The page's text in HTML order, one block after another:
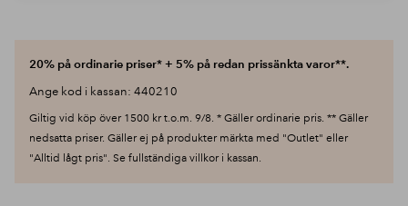
20% på ordinarie priser* + 5% på redan prissänkta varor**.
Ange kod i kassan: 440210
Giltig vid köp över 1500 kr t.o.m. 9/8. * Gäller ordinarie pris. ** Gäller
nedsatta priser. Gäller ej på produkter märkta med "Outlet" eller
"Alltid lågt pris". Se fullständiga villkor i kassan.